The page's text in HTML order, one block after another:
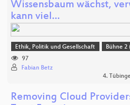
Wissensbaum wächst,
kann viel…
Ethik, Politik und Gesellschaft Bühne 2
97
Fabian Betz
4.
Removing Cloud